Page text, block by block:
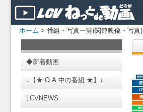
ホーム > 番組・写真一覧(関連映像・写真)
◆新着動画
↓【★ O.A.中の番組 ★】↓
LCVNEWS